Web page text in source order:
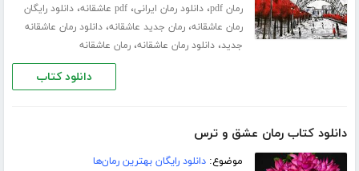
رمان pdf ،دانلود رمان ایرانی،pdf عاشقانه ،دانلود رایگان
رمان عاشقانه،رمان جدید عاشقانه،دانلود رمان عاشقانه
جدید،دانلود رمان عاشقانه،رمان عاشقانه
دانلود کتاب
دانلود کتاب رمان عشق و ترس
موضوع:دانلود رایگان بهترین رمان‌ها